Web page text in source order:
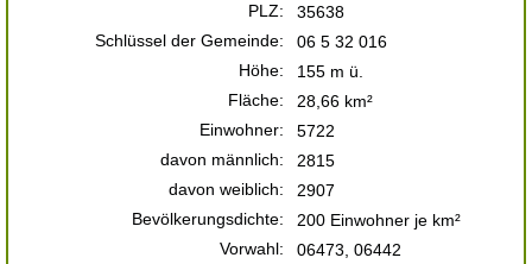
PLZ:
35638
Schlüssel der Gemeinde:
06 5 32 016
Höhe:
155 m ü.
Fläche:
28,66 km²
Einwohner:
5722
davon männlich:
2815
davon weiblich:
2907
Bevölkerungsdichte:
200 Einwohner je km²
Vorwahl:
06473, 06442